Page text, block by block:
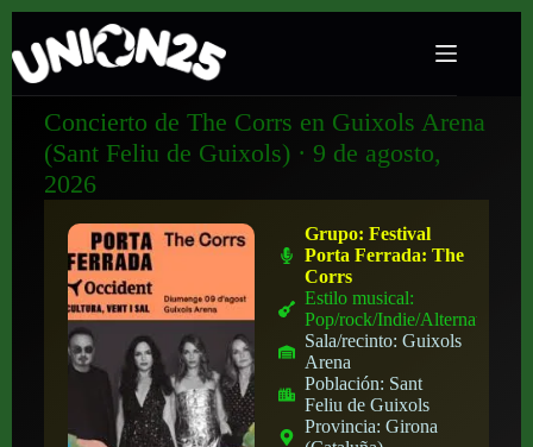
Concierto de The Corrs en Guixols Arena
(Sant Feliu de Guixols) · 9 de agosto,
2026
Grupo:Festival
Porta Ferrada: The
Corrs
Estilo musical:
Pop/rock/Indie/Alternativo
Sala/recinto:Guixols
Arena
Población: Sant
Feliu de Guixols
Provincia:Girona